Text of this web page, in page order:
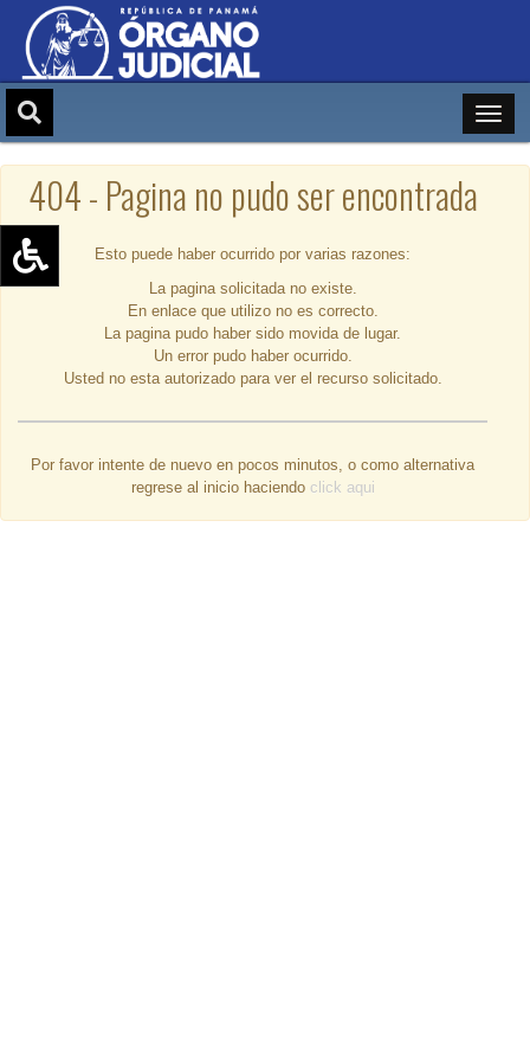
Aumentar texto (+)
Reducir texto (-)
Restablecer texto
Escala de grises
404 - Pagina no pudo ser encontrada
Esto puede haber ocurrido por varias razones:
La pagina solicitada no existe.
En enlace que utilizo no es correcto.
La pagina pudo haber sido movida de lugar.
Un error pudo haber ocurrido.
Usted no esta autorizado para ver el recurso solicitado.
Por favor intente de nuevo en pocos minutos, o como alternativa
regrese al inicio haciendo click aqui